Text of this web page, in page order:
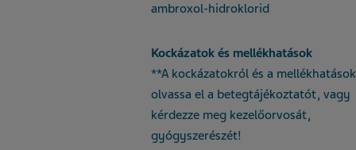
ambroxol-hidroklorid
Kockázatok és mellékhatások
**A kockázatokról és a
olvassa el a betegtájékoztatót, vagy
kérdezze meg kezelőorvosát,
gyógyszerészét!